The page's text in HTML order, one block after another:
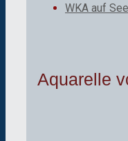
WKA auf
Aquarelle